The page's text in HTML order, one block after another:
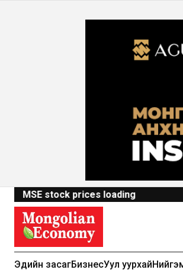
MSE stock prices loading
Эдийн засагБизнесУул уурхай